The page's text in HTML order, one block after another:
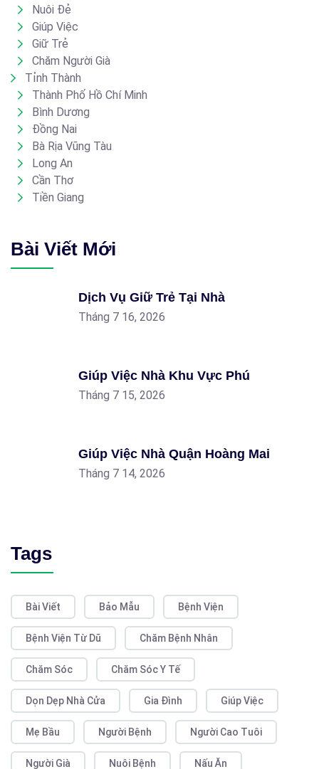
Nuôi Đẻ
Giúp Việc
Giữ Trẻ
Chăm Người Già
Tỉnh Thành
Thành Phố Hồ Chí Minh
Bình Dương
Đồng Nai
Bà Rịa Vũng Tàu
Long An
Cần Thơ
Tiền Giang
Bài Viết Mới
Dịch Vụ Giữ Trẻ Tại Nhà
Tháng 7 16, 2026
Giúp Việc Nhà Khu Vực Phú
Tháng 7 15, 2026
Giúp Việc Nhà Quận Hoàng Mai
Tháng 7 14, 2026
Tags
Bài Viết Bảo Mẫu Bệnh Viện
Bệnh Viện Từ Dũ Chăm Bệnh Nhân
Chăm Sóc Chăm Sóc Y Tế
Dọn Dẹp Nhà Cửa Gia Đình Giúp Việc
Mẹ Bầu Người Bệnh Người Cao Tuôi
Người Già Nuôi Bệnh Nấu Ăn